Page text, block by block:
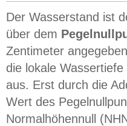
Der Wasserstand ist
über dem
Zentimeter
die lokale
aus. Erst durch die
Wert des
Normalhöhennull